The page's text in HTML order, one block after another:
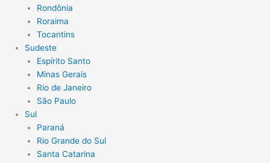
Rondônia
Roraima
Tocantins
Sudeste
Espírito Santo
Minas Gerais
Rio de Janeiro
São Paulo
Sul
Paraná
Rio Grande do Sul
Santa Catarina